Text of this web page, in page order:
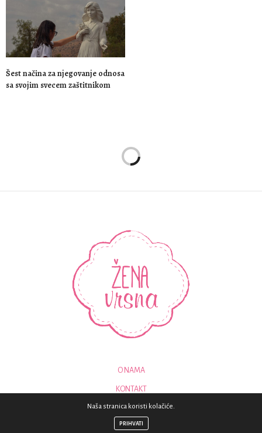
Šest načina za njegovanje odnosa
sa svojim svecem zaštitnikom
O NAMA
KONTAKT
© 2018 - SVA PRAVA PRIDRŽANA - ZENAVRSNA.COM
Naša stranica koristi kolačiće.
PRIHVATI